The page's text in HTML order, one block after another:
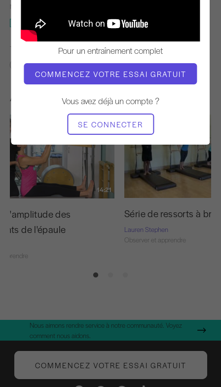
Pour un entraînement complet
COMMENCEZ VOTRE ESSAI GRATUIT
Vous avez déjà un compte ?
SE CONNECTER
MATÉRIEL NÉCESSAIRE
Cadillac
TROUVER DES COURS SIMILAIRES POUR
10 - 20 min
Cadillac
Autres séances d'entraînement
14:21
l'amplitude des
de l'épaule
Série de ressorts à
Lauren Stephen
Observer et apprendre
Nous aimons rendre service à notre communauté. Voyez
comment nous aidons.
COMMENCEZ VOTRE ESSAI GRATUIT